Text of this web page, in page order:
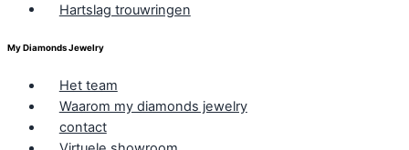
Hartslag trouwringen
My Diamonds Jewelry
Het team
Waarom my diamonds jewelry
contact